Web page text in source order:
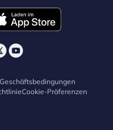
Cookie-Präferenzen